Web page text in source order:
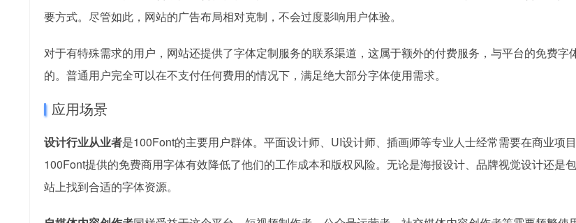
要方式。尽管如此，网站的广告布局相对克制，不会过度影响用户体验。
对于有特殊需求的用户，网站还提供了字体定制服务的联系渠道，这属于额外的付费服务，与平台的免费字
的。普通用户完全可以在不支付任何费用的情况下，满足绝大部分字体使用需求。
应用场景
设计行业从业者是100Font的主要用户群体。平面设计师、UI设计师、插画师等专业人士经常需要在商业项
100Font提供的免费商用字体有效降低了他们的工作成本和版权风险。无论是海报设计、品牌视觉设计还是
站上找到合适的字体资源。